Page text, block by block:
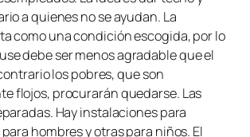
a quienes no se ayudan. La
como una condición escogida, por lo
debe ser menos agradable que el
los pobres, que son
flojos, procurarán quedarse. Las
Hay instalaciones para
hombres y otras para niños. El